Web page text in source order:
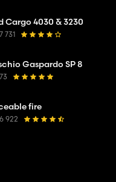
Cargo 4030 & 3230
731
Gaspardo SP 8
fire
922